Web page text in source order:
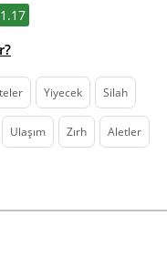
1.17
Yiyecek Silah
Ulaşım Zırh Aletler